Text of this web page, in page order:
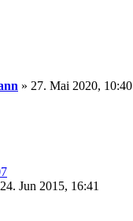
» 27. Mai 2020, 10:40
24. Jun 2015, 16:41